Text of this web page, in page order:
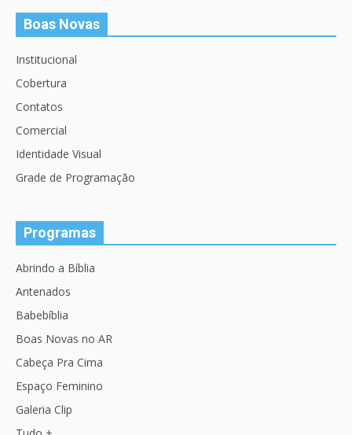
Boas Novas
Institucional
Cobertura
Contatos
Comercial
Identidade Visual
Grade de Programação
Programas
Abrindo a Bíblia
Antenados
Babebíblia
Boas Novas no AR
Cabeça Pra Cima
Espaço Feminino
Galeria Clip